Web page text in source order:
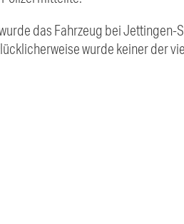
das Fahrzeug bei
wurde keiner der